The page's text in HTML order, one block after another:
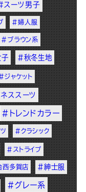
スーツ男子
#婦人服
#ブラウン系
#秋冬生地
ジャケット
ススーツ
#トレンドカラー
#クラシック
#ストライプ
西多賀店 #紳士服
#グレー系